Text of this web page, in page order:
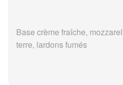
Base crème fraîche,
terre, lardons fumés